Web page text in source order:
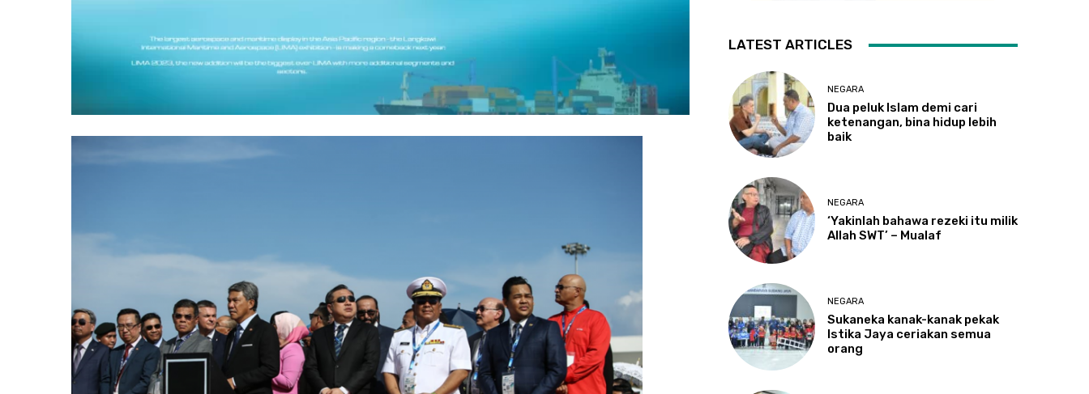
LATEST ARTICLES
NEGARA
Dua peluk Islam demi cari
ketenangan, bina hidup lebih
baik
NEGARA
‘Yakinlah bahawa rezeki itu milik
Allah SWT’ – Mualaf
NEGARA
Sukaneka kanak-kanak pekak
Istika Jaya ceriakan semua
orang